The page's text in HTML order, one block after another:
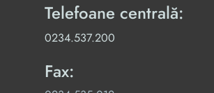
Telefoane centrală:
0234.537.200
Fax: